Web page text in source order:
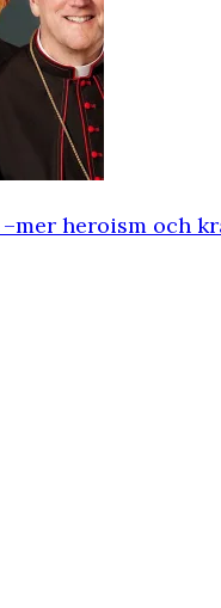
heroism och